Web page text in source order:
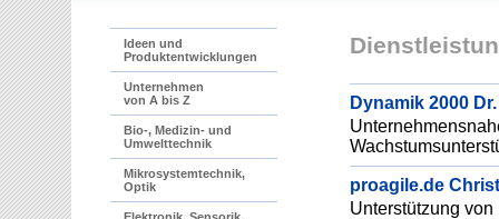
Ideen und
Produktentwicklungen
Unternehmen
von A bis Z
Bio-, Medizin- und
Umwelttechnik
Mikrosystemtechnik,
Optik
Dynamik 2000
proagile.de
Unterstützung